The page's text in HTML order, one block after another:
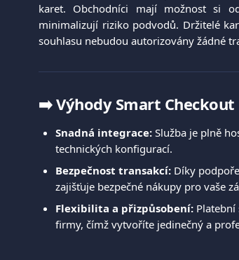
karet. Obchodníci mají možnost si
minimalizují riziko podvodů. Držitelé
souhlasu nebudou autorizovány žádné
➡️ Výhody Smart Checkout
Snadná integrace: Služba je plně
technických konfigurací.
Bezpečnost transakcí: Díky
zajišťuje bezpečné nákupy pro vaše
Flexibilita a přizpůsobení:
firmy, čímž vytvoříte jedinečný a